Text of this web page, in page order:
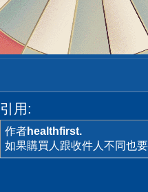
引用:
作者healthfirst.
如果購買人跟收件人不同也